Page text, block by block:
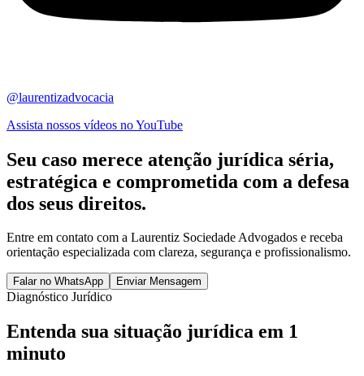
@laurentizadvocacia
Assista nossos vídeos no YouTube
Seu caso merece atenção jurídica séria,
estratégica e comprometida com a defesa
dos seus direitos.
Entre em contato com a Laurentiz Sociedade Advogados e receba
orientação especializada com clareza, segurança e profissionalismo.
Falar no WhatsApp Enviar Mensagem
Diagnóstico Jurídico
Entenda sua situação jurídica em 1
minuto